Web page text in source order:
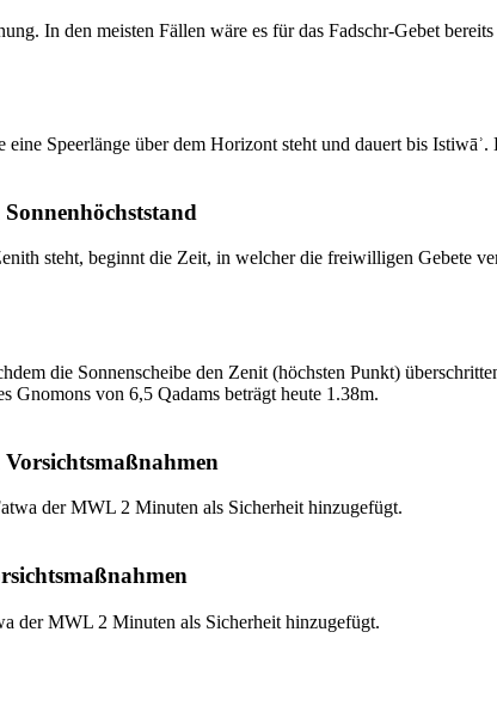
In den meisten Fällen wäre es für das Fadschr-Gebet bereits
Speerlänge über dem Horizont steht und dauert bis Istiwāʾ.
steht, beginnt die Zeit, in welcher die freiwilligen Gebete
die Sonnenscheibe den Zenit (höchsten Punkt)
Gnomons von 6,5 Qadams beträgt heute 1.38m.
der MWL 2 Minuten als Sicherheit hinzugefügt.
der MWL 2 Minuten als Sicherheit hinzugefügt.